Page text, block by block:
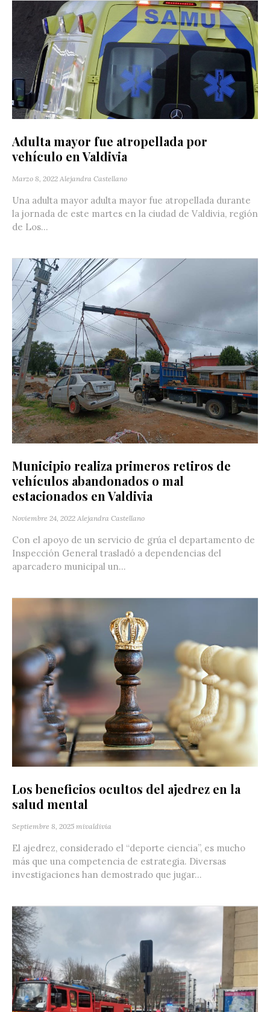
Adulta mayor fue atropellada por
vehículo en Valdivia
Marzo 8, 2022 Alejandra Castellano
Una adulta mayor adulta mayor fue atropellada durante
la jornada de este martes en la ciudad de Valdivia, región
de Los...
Municipio realiza primeros retiros de
vehículos abandonados o mal
estacionados en Valdivia
Noviembre 24, 2022 Alejandra Castellano
Con el apoyo de un servicio de grúa el departamento de
Inspección General trasladó a dependencias del
aparcadero municipal un...
Los beneficios ocultos del ajedrez en la
salud mental
Septiembre 8, 2025 mivaldivia
El ajedrez, considerado el “deporte ciencia”, es mucho
más que una competencia de estrategia. Diversas
investigaciones han demostrado que jugar...